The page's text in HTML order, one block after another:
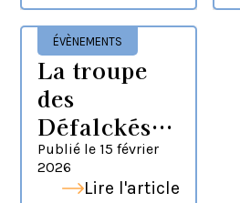
ÉVÈNEMENTS
La troupe
des
Défalckés
présente sa
pièce de
Publié le 15 février
2026
Lire l'article